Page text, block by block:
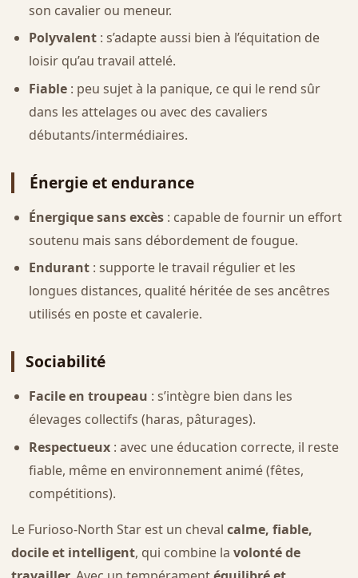
son cavalier ou meneur.
Polyvalent: s’adapte aussi bien à l’équitation de
loisir qu’au travail attelé.
Fiable: peu sujet à la panique, ce qui le rend sûr
dans les attelages ou avec des cavaliers
débutants/intermédiaires.
Énergie et endurance
Énergique sans excès: capable de fournir un effort
soutenu mais sans débordement de fougue.
Endurant: supporte le travail régulier et les
longues distances, qualité héritée de ses ancêtres
utilisés en poste et cavalerie.
Sociabilité
Facile en troupeau : s’intègre bien dans les
élevages collectifs (haras, pâturages).
Respectueux: avec une éducation correcte, il reste
fiable, même en environnement animé (fêtes,
compétitions).
Le Furioso-North Star est un cheval calme, fiable,
docile et intelligent, qui combine la volonté de